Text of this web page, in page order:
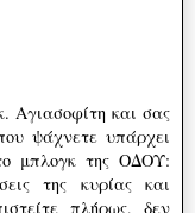
Αγιασοφίτη και σας
ψάχνετε υπάρχει
μπλογκ της ΟΔΟΥ:
της κυρίας και
πλήρως, δεν